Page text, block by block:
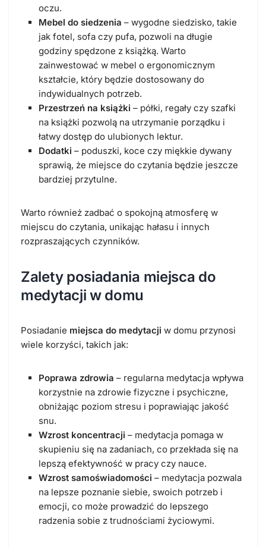
oczu.
Mebel do siedzenia – wygodne siedzisko, takie
jak fotel, sofa czy pufa, pozwoli na długie
godziny spędzone z książką. Warto
zainwestować w mebel o ergonomicznym
kształcie, który będzie dostosowany do
indywidualnych potrzeb.
Przestrzeń na książki – półki, regały czy szafki
na książki pozwolą na utrzymanie porządku i
łatwy dostęp do ulubionych lektur.
Dodatki – poduszki, koce czy miękkie dywany
sprawią, że miejsce do czytania będzie jeszcze
bardziej przytulne.
Warto również zadbać o spokojną atmosferę w
miejscu do czytania, unikając hałasu i innych
rozpraszających czynników.
Zalety posiadania miejsca do
medytacji w domu
Posiadanie miejsca do medytacji w domu przynosi
wiele korzyści, takich jak:
Poprawa zdrowia – regularna medytacja wpływa
korzystnie na zdrowie fizyczne i psychiczne,
obniżając poziom stresu i poprawiając jakość
snu.
Wzrost koncentracji – medytacja pomaga w
skupieniu się na zadaniach, co przekłada się na
lepszą efektywność w pracy czy nauce.
Wzrost samoświadomości – medytacja pozwala
na lepsze poznanie siebie, swoich potrzeb i
emocji, co może prowadzić do lepszego
radzenia sobie z trudnościami życiowymi.